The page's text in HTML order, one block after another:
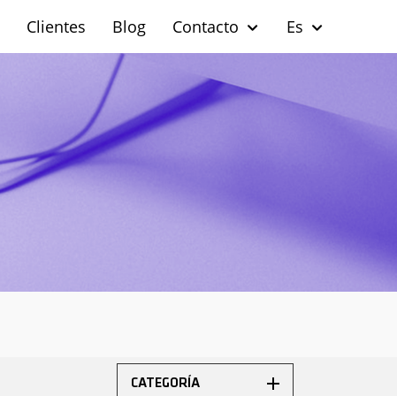
Clientes Blog Contacto Es
CATEGORÍA